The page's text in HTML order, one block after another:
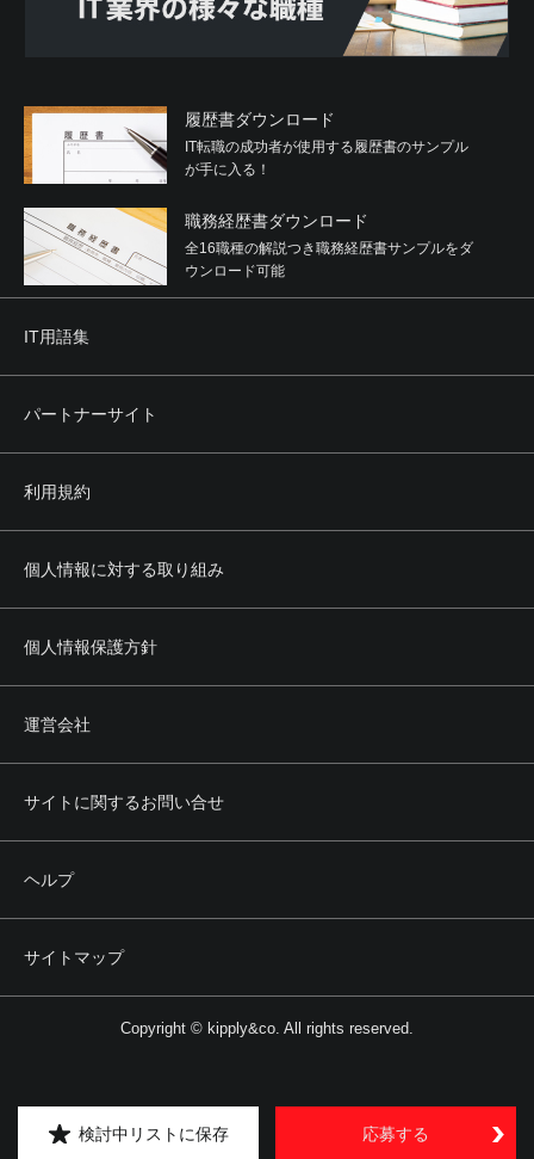
検討中リストに保存 応募する
履歴書ダウンロード
IT転職の成功者が使用する履歴書のサンプル
が手に入る！
職務経歴書ダウンロード
全16職種の解説つき職務経歴書サンプルをダ
ウンロード可能
IT用語集
パートナーサイト
利用規約
個人情報に対する取り組み
個人情報保護方針
運営会社
サイトに関するお問い合せ
ヘルプ
サイトマップ
Copyright © kipply&co. All rights reserved.